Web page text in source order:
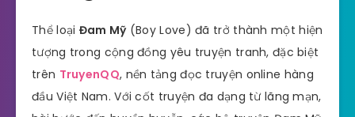
Thể loại Đam Mỹ(Boy Love) đã trở thành một hiện
tượng trong cộng đồng yêu truyện tranh, đặc biệt
trên TruyenQQ, nền tảng đọc truyện online hàng
đầu Việt Nam. Với cốt truyện đa dạng từ lãng mạn,